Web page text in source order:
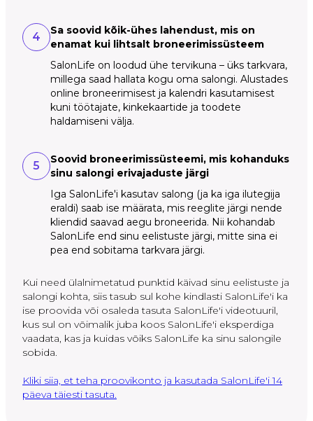
4
Sa soovid kõik-ühes lahendust, mis on
enamat kui lihtsalt broneerimissüsteem
SalonLife on loodud ühe tervikuna – üks tarkvara,
millega saad hallata kogu oma salongi. Alustades
online broneerimisest ja kalendri kasutamisest
kuni töötajate, kinkekaartide ja toodete
haldamiseni välja.
5
Soovid broneerimissüsteemi, mis kohanduks
sinu salongi erivajaduste järgi
Iga SalonLife'i kasutav salong (ja ka iga ilutegija
eraldi) saab ise määrata, mis reeglite järgi nende
kliendid saavad aegu broneerida. Nii kohandab
SalonLife end sinu eelistuste järgi, mitte sina ei
pea end sobitama tarkvara järgi.
Kui need ülalnimetatud punktid käivad sinu eelistuste ja
salongi kohta, siis tasub sul kohe kindlasti SalonLife'i ka
ise proovida või osaleda tasuta SalonLife'i videotuuril,
kus sul on võimalik juba koos SalonLife'i eksperdiga
vaadata, kas ja kuidas võiks SalonLife ka sinu salongile
sobida.
Kliki siia, et teha proovikonto ja kasutada SalonLife'i 14
päeva täiesti tasuta.